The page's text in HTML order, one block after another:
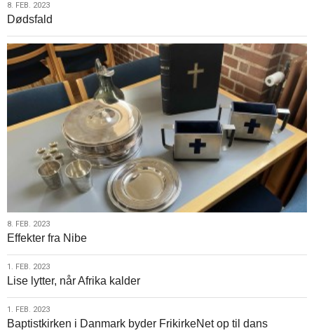
8.
feb.
2023
8. FEB. 2023
Dødsfald
8.
feb.
2023
8. FEB. 2023
Effekter fra Nibe
1.
feb.
2023
1. FEB. 2023
Lise lytter, når Afrika kalder
1.
feb.
1. FEB. 2023
Baptistkirken i Danmark byder FrikirkeNet op til dans